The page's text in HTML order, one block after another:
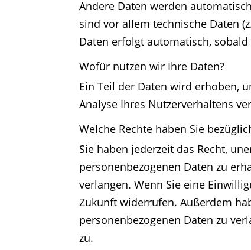
Andere Daten werden
sind vor allem technische Daten
Daten erfolgt automatisch,
Wofür nutzen wir Ihre Daten?
Ein Teil der Daten wird erhoben,
Analyse Ihres Nutzerverhaltens
Welche Rechte haben Sie
Sie haben jederzeit das Recht,
personenbezogenen Daten zu
verlangen. Wenn Sie eine
Zukunft widerrufen. Außerdem
personenbezogenen Daten zu
zu.